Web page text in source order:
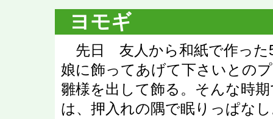
ヨモギ
先日 友人から和紙で作った
娘に飾ってあげて下さいとの
雛様を出して飾る。そんな時
は、押入れの隅で眠りっぱな